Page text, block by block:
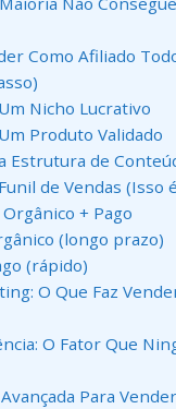
Como Afiliado
Nicho Lucrativo
Produto Validado
Estrutura de
de Vendas (Isso
+ Pago
(longo prazo)
(rápido)
O Que Faz
O Fator Que
Para